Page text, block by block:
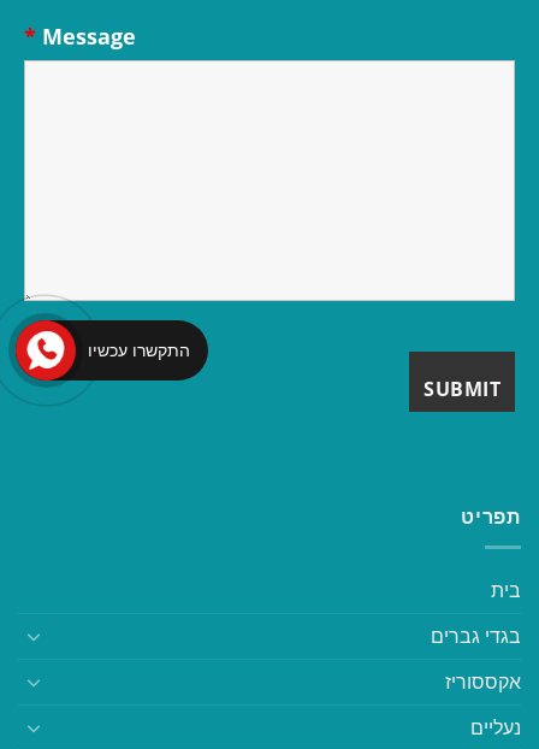
Message
*
תפריט
בית
בגדי גברים
אקססוריז
נעליים
התקשרו עכשיו